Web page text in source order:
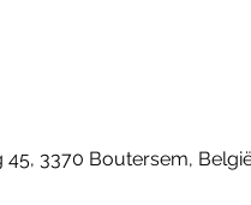
3370 Boutersem,